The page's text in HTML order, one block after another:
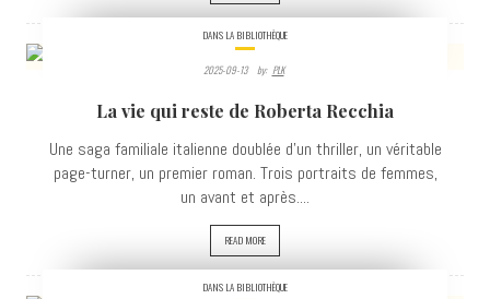
DANS LA BIBLIOTHÈQUE
2025-09-13 By: PLK
La vie qui reste de Roberta Recchia
Une saga familiale italienne doublée d’un thriller, un véritable
page-turner, un premier roman. Trois portraits de femmes,
un avant et après....
READ MORE
DANS LA BIBLIOTHÈQUE